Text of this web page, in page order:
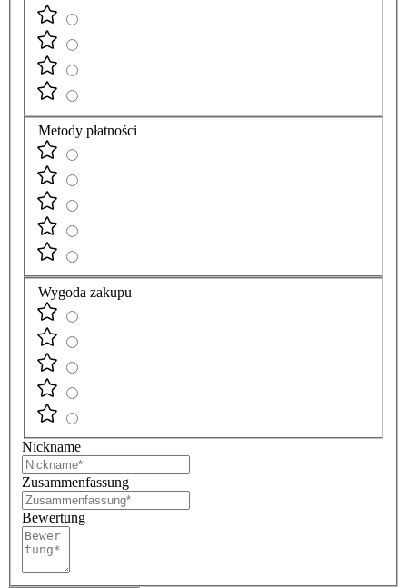
Metody płatności
Wygoda zakupu
Nickname
Zusammenfassung
Bewertung